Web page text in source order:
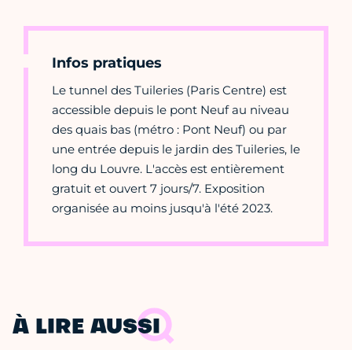
Infos pratiques
Le tunnel des Tuileries (Paris Centre) est
accessible depuis le pont Neuf au niveau
des quais bas (métro : Pont Neuf) ou par
une entrée depuis le jardin des Tuileries, le
long du Louvre. L'accès est entièrement
gratuit et ouvert 7 jours/7. Exposition
organisée au moins jusqu'à l'été 2023.
À LIRE AUSSI